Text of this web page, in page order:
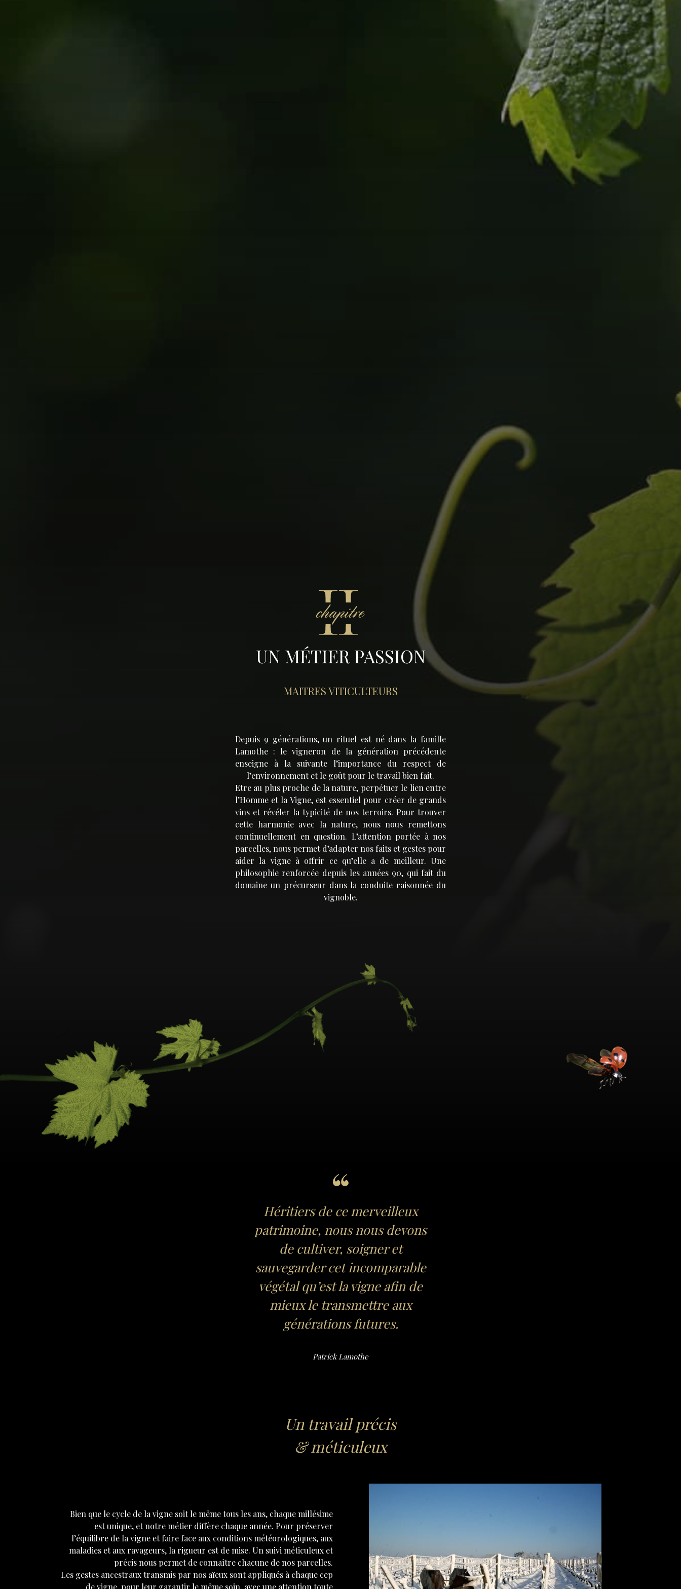
UN MÉTIER PASSION
MAITRES VITICULTEURS
Depuis 9 générations, un rituel est né dans la famille
Lamothe : le vigneron de la génération précédente
enseigne à la suivante l’importance du respect de
l’environnement et le goût pour le travail bien fait.
Etre au plus proche de la nature, perpétuer le lien entre
l’Homme et la Vigne, est essentiel pour créer de grands
vins et révéler la typicité de nos terroirs. Pour trouver
cette harmonie avec la nature, nous nous remettons
continuellement en question. L’attention portée à nos
parcelles, nous permet d’adapter nos faits et gestes pour
aider la vigne à offrir ce qu’elle a de meilleur. Une
philosophie renforcée depuis les années 90, qui fait du
domaine un précurseur dans la conduite raisonnée du
vignoble.
Héritiers de ce merveilleux
patrimoine, nous nous devons
de cultiver, soigner et
sauvegarder cet incomparable
végétal qu’est la vigne afin de
mieux le transmettre aux
générations futures.
Patrick Lamothe
Un travail précis
& méticuleux
Bien que le cycle de la vigne soit le même tous les ans, chaque millésime
est unique, et notre métier diffère chaque année. Pour préserver
l’équilibre de la vigne et faire face aux conditions météorologiques, aux
maladies et aux ravageurs, la rigueur est de mise. Un suivi méticuleux et
précis nous permet de connaître chacune de nos parcelles.
Les gestes ancestraux transmis par nos aïeux sont appliqués à chaque cep
de vigne, pour leur garantir le même soin, avec une attention toute